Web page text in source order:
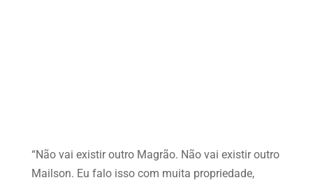
“Não vai existir outro Magrão. Não vai existir outro
Mailson. Eu falo isso com muita propriedade,